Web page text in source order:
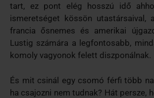
tart, ez pont elég hosszú idő
ismeretséget kössön utastársaival,
francia ősnemes és amerikai
Lustig számára a legfontosabb,
komoly vagyonok felett diszponálnak.
És mit csinál egy csomó férfi több
ha csajozni nem tudnak? Hát persze,